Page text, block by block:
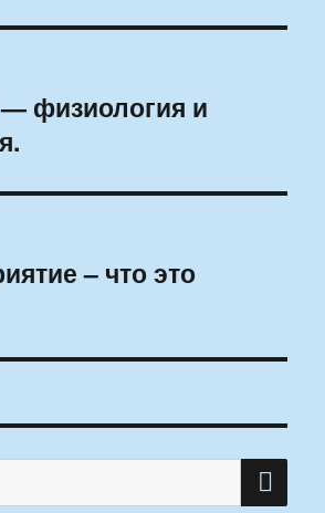
физиология и
– что это